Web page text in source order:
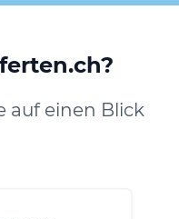
auf einen Blick